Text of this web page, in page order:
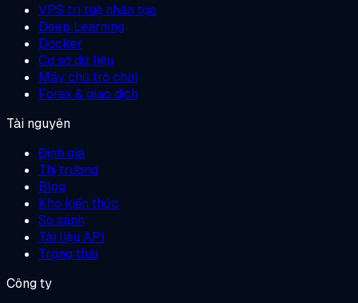
VPS trí tuệ nhân tạo
Deep Learning
Docker
Cơ sở dữ liệu
Máy chủ trò chơi
Forex & giao dịch
Tài nguyên
Định giá
Thị trường
Blog
Kho kiến thức
So sánh
Tài liệu API
Trạng thái
Công ty